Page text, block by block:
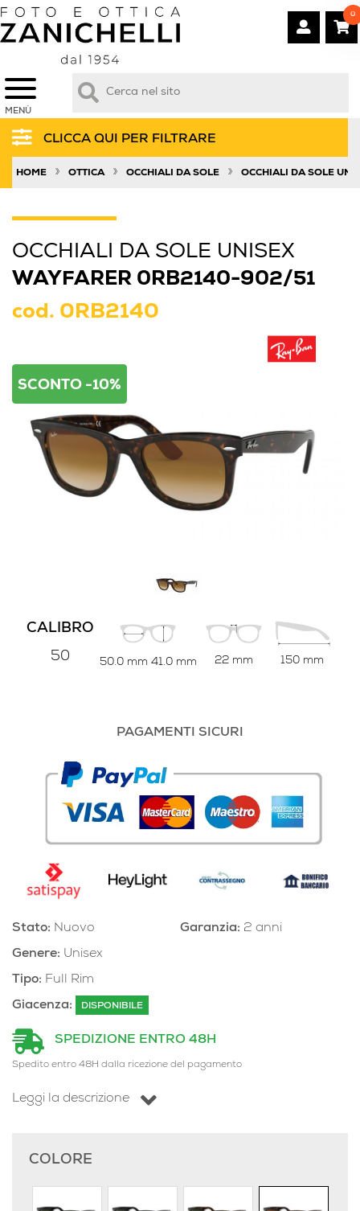
MENÙ
0
CLICCA QUI PER FILTRARE
HOME » OTTICA » OCCHIALI DA SOLE » OCCHIALI DA SOLE
OCCHIALI DA SOLE UNISEX
WAYFARER 0RB2140-902/51
cod. 0RB2140
SCONTO -10%
CALIBRO
50 50.0 mm 41.0 mm 22 mm 150 mm
PAGAMENTI SICURI
Stato: Nuovo
Genere: Unisex
Tipo: Full Rim
Garanzia: 2 anni
Giacenza: DISPONIBILE
SPEDIZIONE ENTRO 48H
Spedito entro 48H dalla ricezione del pagamento
Leggi la descrizione
COLORE